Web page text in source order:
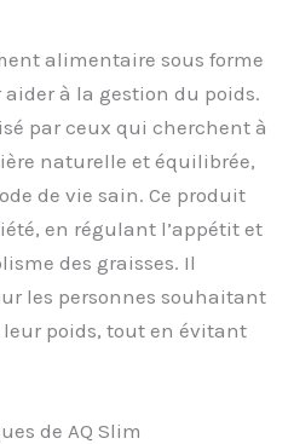
alimentaire sous forme
à la gestion du poids.
par ceux qui cherchent à
naturelle et équilibrée,
de vie sain. Ce produit
en régulant l’appétit et
des graisses. Il
les personnes souhaitant
poids, tout en évitant
de AQ Slim